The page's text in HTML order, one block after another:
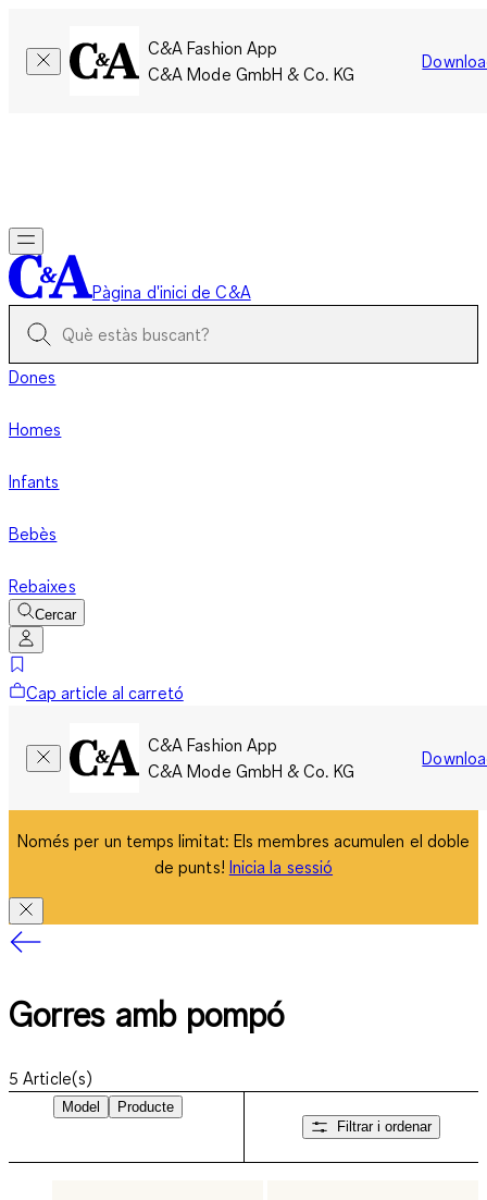
C&A Fashion App
C&A Mode GmbH & Co. KG
Pàgina d'inici de C&A
Dones
Homes
Infants
Bebès
Rebaixes
Cercar
Cap article al carretó
C&A Fashion App
C&A Mode GmbH & Co. KG
Només per un temps limitat: Els membres acumulen el doble
de punts! Inicia la sessió
Gorres amb pompó
5 Article(s)
Model
Producte
Filtrar i ordenar